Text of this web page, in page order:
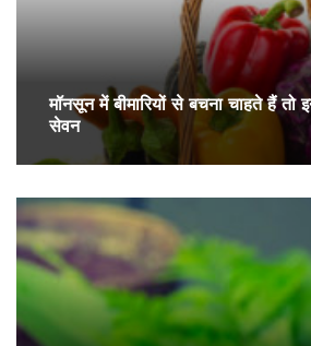
मॉनसून में बीमारियों से बचना चाहते हैं तो
सेवन